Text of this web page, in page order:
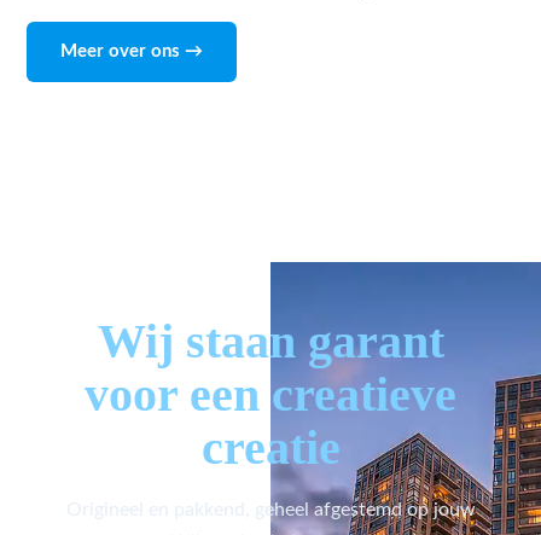
Meer over ons →
Wij staan garant
voor een creatieve
creatie
Origineel en pakkend, geheel afgestemd op jouw